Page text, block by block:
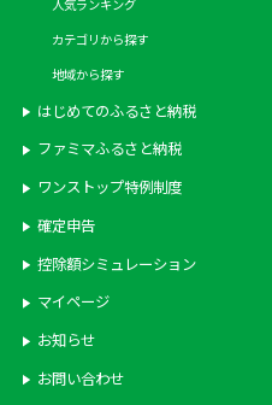
人気ランキング
カテゴリから探す
地域から探す
はじめてのふるさと納税
ファミマふるさと納税
ワンストップ特例制度
確定申告
控除額シミュレーション
マイページ
お知らせ
お問い合わせ